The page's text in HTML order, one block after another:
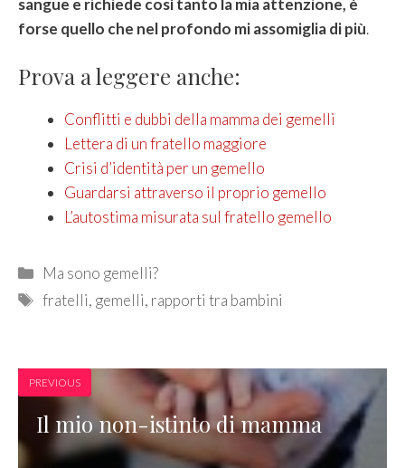
forse quello che nel profondo mi assomiglia di più.
Prova a leggere anche:
Conflitti e dubbi della mamma dei gemelli
Lettera di un fratello maggiore
Crisi d’identità per un gemello
Guardarsi attraverso il proprio gemello
L’autostima misurata sul fratello gemello
Categories
Ma sono gemelli?
Tags
fratelli, gemelli, rapporti tra bambini
PREVIOUS
Il mio non-istinto di mamma